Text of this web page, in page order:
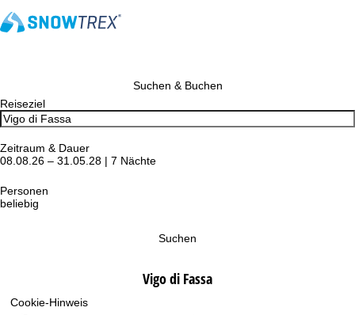
Cookie-Hinweis
Suchen & Buchen
Reiseziel
Zeitraum & Dauer
08.08.26 – 31.05.28 | 7 Nächte
Personen
beliebig
Suchen
Vigo di Fassa